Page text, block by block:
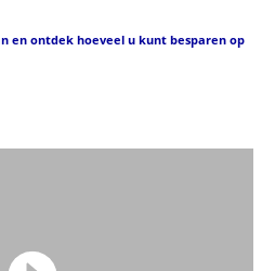
en ontdek hoeveel u kunt besparen op